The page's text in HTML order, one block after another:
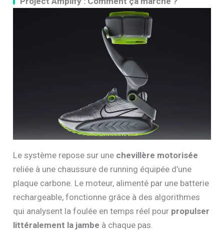
Le système repose sur une chevillère motorisée
reliée à une chaussure de running équipée d’une
plaque carbone. Le moteur, alimenté par une batterie
rechargeable, fonctionne grâce à des algorithmes
qui analysent la foulée en temps réel pour propulser
littéralement la jambe à chaque pas.